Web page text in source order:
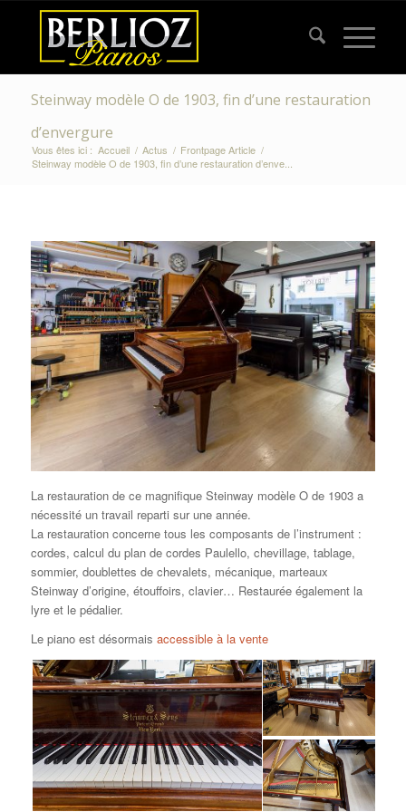
Steinway modèle O de 1903, fin d’une restauration
d’envergure
Vous êtes ici : Accueil / Actus / Frontpage Article /
Steinway modèle O de 1903, fin d’une restauration d’enve...
La restauration de ce magnifique Steinway modèle O de 1903 a
nécessité un travail reparti sur une année.
La restauration concerne tous les composants de l’instrument :
cordes, calcul du plan de cordes Paulello, chevillage, tablage,
sommier, doublettes de chevalets, mécanique, marteaux
Steinway d’origine, étouffoirs, clavier… Restaurée également la
lyre et le pédalier.
Le piano est désormais accessible à la vente